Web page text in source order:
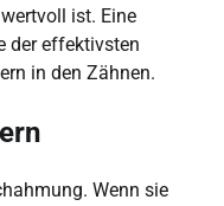
ist. Eine
der effektivsten
in den Zähnen.
Wenn sie